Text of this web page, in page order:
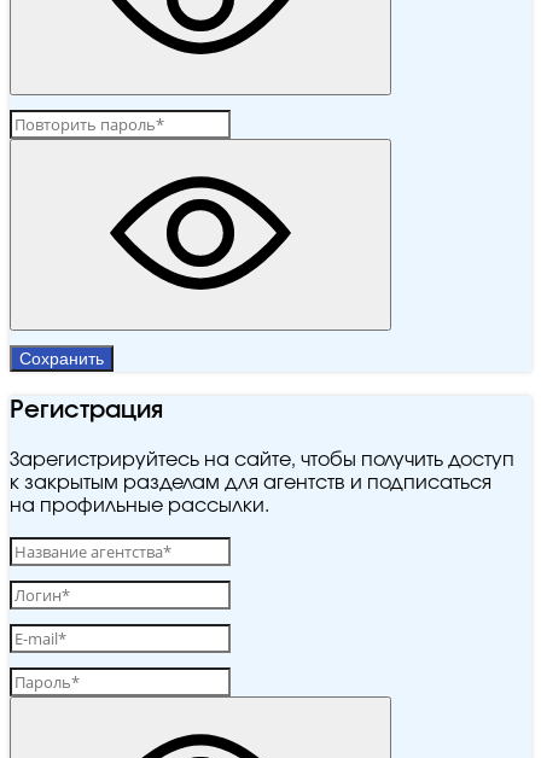
Сохранить
Регистрация
Зарегистрируйтесь на сайте, чтобы получить доступ
к закрытым разделам для агентств и подписаться
на профильные рассылки.